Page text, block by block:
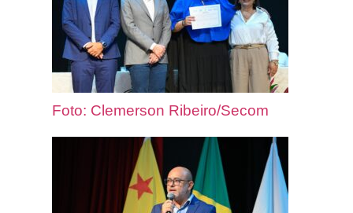
Foto: Clemerson Ribeiro/Secom